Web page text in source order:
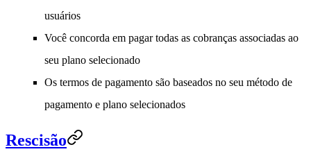
usuários
Você concorda em pagar todas as cobranças associadas ao
seu plano selecionado
Os termos de pagamento são baseados no seu método de
pagamento e plano selecionados
Rescisão